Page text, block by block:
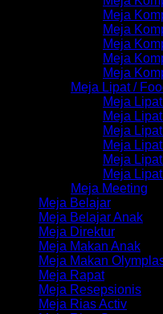
Meja
Meja
Meja
Meja
Meja
Meja Lipat /
Meja
Meja
Meja
Meja
Meja
Meja
Meja Meeting
Meja Belajar
Meja Belajar Anak
Meja Direktur
Meja Makan Anak
Meja Makan
Meja Rapat
Meja Resepsionis
Meja Rias Activ